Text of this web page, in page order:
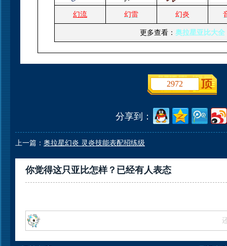
幻流 幻雷 幻炎
更多查看： 奥拉星亚比大全
2972
分享到：
上一篇： 奥拉星幻炎 灵炎技能表配招练级
你觉得这只亚比怎样？已经有人表态